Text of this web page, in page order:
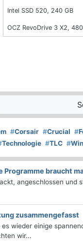
Intel SSD 520, 240 GB
OCZ RevoDrive 3 X2,
#Corsair #Crucial #
Technologie #TLC #
Programme braucht
angeschlossen und
zusammengefasst
wieder einige
wir...